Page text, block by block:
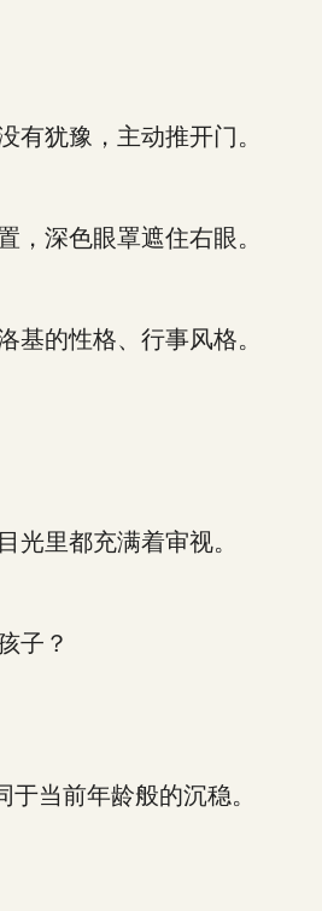
犹豫，主动推开门。
深色眼罩遮住右眼。
的性格、行事风格。
里都充满着审视。
子？
当前年龄般的沉稳。